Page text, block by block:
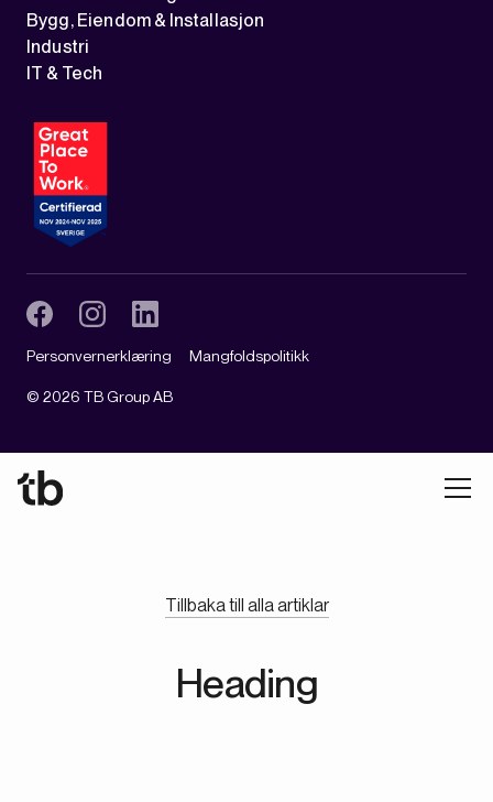
Bygg, Eiendom & Installasjon
Industri
IT & Tech
© 2026 TB Group AB
Personvernerklæring Mangfoldspolitikk
Tillbaka till alla artiklar
Heading